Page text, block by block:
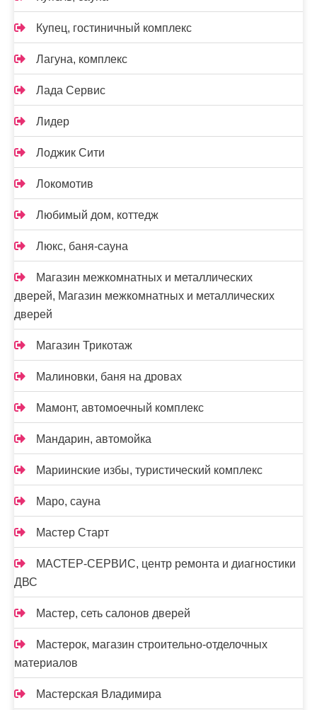
Купец, гостиничный комплекс
Лагуна, комплекс
Лада Сервис
Лидер
Лоджик Сити
Локомотив
Любимый дом, коттедж
Люкс, баня-сауна
Магазин межкомнатных и металлических
дверей, Магазин межкомнатных и металлических
дверей
Магазин Трикотаж
Малиновки, баня на дровах
Мамонт, автомоечный комплекс
Мандарин, автомойка
Мариинские избы, туристический комплекс
Маро, сауна
Мастер Старт
МАСТЕР-СЕРВИС, центр ремонта и диагностики
ДВС
Мастер, сеть салонов дверей
Мастерок, магазин строительно-отделочных
материалов
Мастерская Владимира